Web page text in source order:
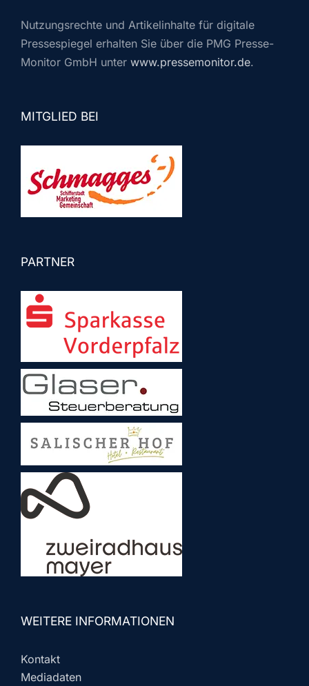
Nutzungsrechte und Artikelinhalte für digitale
Pressespiegel erhalten Sie über die PMG Presse-
Monitor GmbH unter www.pressemonitor.de.
MITGLIED BEI
PARTNER
WEITERE INFORMATIONEN
Kontakt
Mediadaten